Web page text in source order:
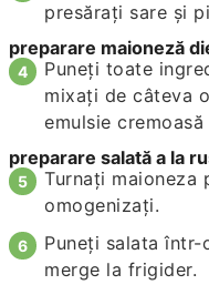
presărați sare și
preparare maioneză
Puneți toate
mixați de câteva
emulsie
preparare salată a la
Turnați maioneza
omogenizați.
Puneți salata
merge la frigider.